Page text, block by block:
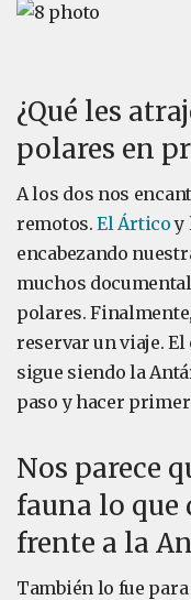
¿Qué les
polares en
A los dos nos
remotos.El Árticoy
encabezando
muchos
polares.
reservar un viaje.
sigue siendo la
paso y hacer
Nos parece
fauna lo
frente a la
También lo fue